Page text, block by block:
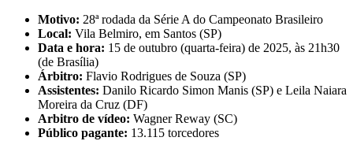
Motivo: 28ª rodada da Série A do Campeonato Brasileiro
Local: Vila Belmiro, em Santos (SP)
Data e hora: 15 de outubro (quarta-feira) de 2025, às 21h30
(de Brasília)
Árbitro: Flavio Rodrigues de Souza (SP)
Assistentes: Danilo Ricardo Simon Manis (SP) e Leila Naiara
Moreira da Cruz (DF)
Arbitro de vídeo: Wagner Reway (SC)
Público pagante: 13.115 torcedores